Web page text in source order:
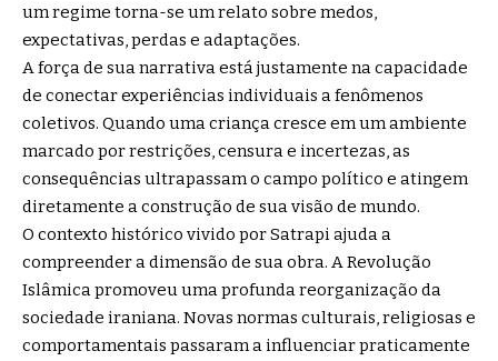
um regime torna-se um relato sobre medos,
expectativas, perdas e adaptações.
A força de sua narrativa está justamente na capacidade
de conectar experiências individuais a fenômenos
coletivos. Quando uma criança cresce em um ambiente
marcado por restrições, censura e incertezas, as
consequências ultrapassam o campo político e atingem
diretamente a construção de sua visão de mundo.
O contexto histórico vivido por Satrapi ajuda a
compreender a dimensão de sua obra. A Revolução
Islâmica promoveu uma profunda reorganização da
sociedade iraniana. Novas normas culturais, religiosas e
comportamentais passaram a influenciar praticamente